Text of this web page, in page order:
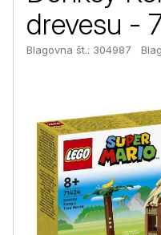
drevesu -
Blagovna št.: 304987